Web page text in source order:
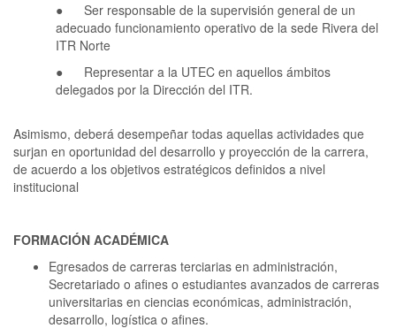
● Ser responsable de la supervisión general de un
adecuado funcionamiento operativo de la sede Rivera del
ITR Norte
● Representar a la UTEC en aquellos ámbitos
delegados por la Dirección del ITR.
Asimismo, deberá desempeñar todas aquellas actividades que
surjan en oportunidad del desarrollo y proyección de la carrera,
de acuerdo a los objetivos estratégicos definidos a nivel
institucional
FORMACIÓN ACADÉMICA
Egresados de carreras terciarias en administración,
Secretariado o afines o estudiantes avanzados de carreras
universitarias en ciencias económicas, administración,
desarrollo, logística o afines.